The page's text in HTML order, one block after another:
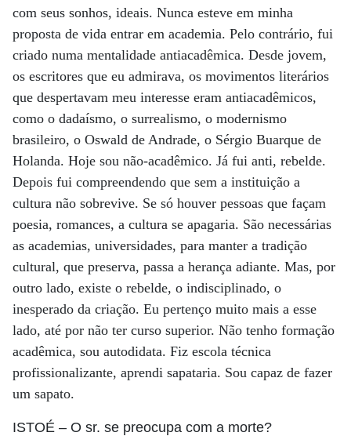
com seus sonhos, ideais. Nunca esteve em minha
proposta de vida entrar em academia. Pelo contrário, fui
criado numa mentalidade antiacadêmica. Desde jovem,
os escritores que eu admirava, os movimentos literários
que despertavam meu interesse eram antiacadêmicos,
como o dadaísmo, o surrealismo, o modernismo
brasileiro, o Oswald de Andrade, o Sérgio Buarque de
Holanda. Hoje sou não-acadêmico. Já fui anti, rebelde.
Depois fui compreendendo que sem a instituição a
cultura não sobrevive. Se só houver pessoas que façam
poesia, romances, a cultura se apagaria. São necessárias
as academias, universidades, para manter a tradição
cultural, que preserva, passa a herança adiante. Mas, por
outro lado, existe o rebelde, o indisciplinado, o
inesperado da criação. Eu pertenço muito mais a esse
lado, até por não ter curso superior. Não tenho formação
acadêmica, sou autodidata. Fiz escola técnica
profissionalizante, aprendi sapataria. Sou capaz de fazer
um sapato.
ISTOÉ – O sr. se preocupa com a morte?